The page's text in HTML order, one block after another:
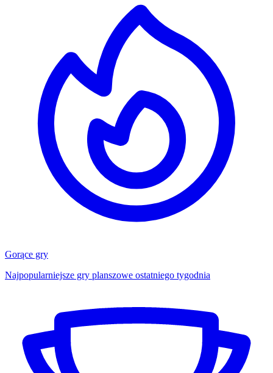
Gorące gry
Najpopularniejsze gry planszowe ostatniego tygodnia